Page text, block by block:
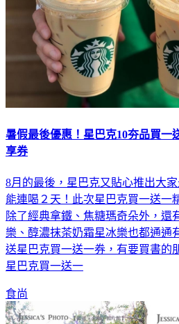
暑假最後優惠！星巴克10夯品買
享券
8月的最後，星巴克又貼心推出大
能連喝２天！此次星巴克買一送一
除了經典拿鐵、焦糖瑪奇朵外，還
樂、醇濃抹茶奶霜星冰樂也都通通
送星巴克買一送一券，有要買書的
星巴克買一送一
食尚